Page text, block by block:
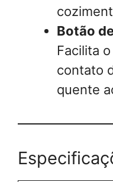
Botão
Facilita
contato
quente